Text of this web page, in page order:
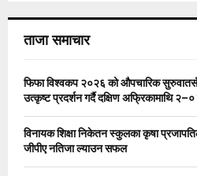
h
o
r
ताजा समाचार
फिफा विश्वकप २०२६ को औपचारिक
उत्कृष्ट प्रदर्शन गर्दै दक्षिण अफ्रिकामाथि
विनायक शिक्षा निकेतन स्कुलका कृषा
जीपीए नतिजा ल्याउन सफल